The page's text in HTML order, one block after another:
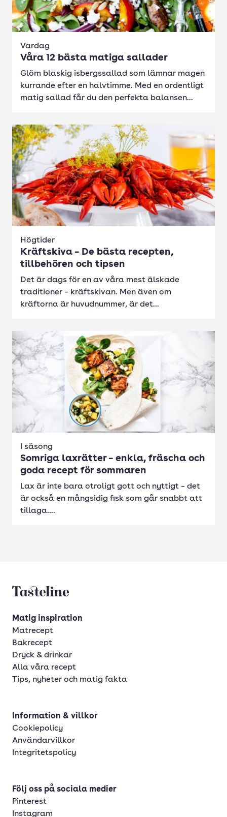
Vardag
Våra 12 bästa matiga sallader
Glöm blaskig isbergssallad som lämnar magen
kurrande efter en halvtimme. Med en ordentligt
matig sallad får du den perfekta balansen...
Högtider
Kräftskiva – De bästa recepten,
tillbehören och tipsen
Det är dags för en av våra mest älskade
traditioner – kräftskivan. Men även om
kräftorna är huvudnummer, är det...
I säsong
Somriga laxrätter – enkla, fräscha och
goda recept för sommaren
Lax är inte bara otroligt gott och nyttigt – det
är också en mångsidig fisk som går snabbt att
tillaga....
Tasteline startsida
Matig inspiration
Matrecept
Bakrecept
Dryck & drinkar
Alla våra recept
Tips, nyheter och matig fakta
Information & villkor
Cookiepolicy
Användarvillkor
Integritetspolicy
Följ oss på sociala medier
Pinterest
Instagram